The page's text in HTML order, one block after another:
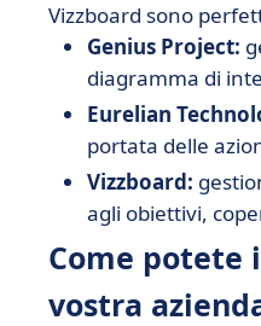
Vizzboard sono
Genius Project:
diagramma di
Eurelian
portata delle
Vizzboard:
agli obiettivi,
Come potete
vostra